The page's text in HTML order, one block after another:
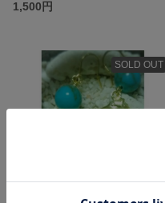
1,500円
SOLD OUT